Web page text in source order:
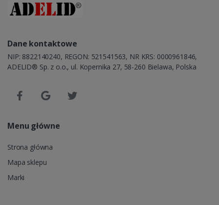
Dane kontaktowe
NIP: 8822140240, REGON: 521541563, NR KRS: 0000961846,
ADELID® Sp. z o.o., ul. Kopernika 27, 58-260 Bielawa, Polska
Menu główne
Strona główna
Mapa sklepu
Marki